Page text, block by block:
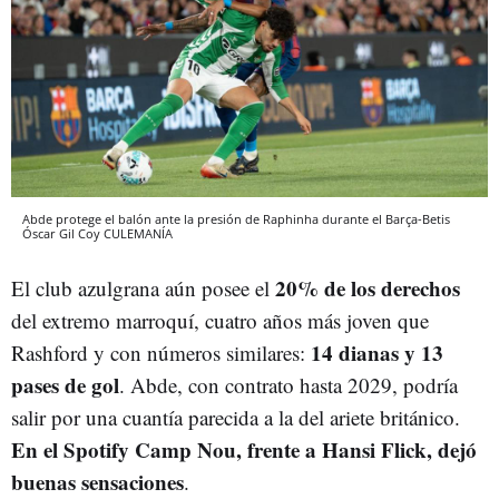
Abde protege el balón ante la presión de Raphinha durante el Barça-Betis
Óscar Gil Coy CULEMANÍA
El club azulgrana aún posee el 20% de los derechos
del extremo marroquí, cuatro años más joven que
Rashford y con números similares: 14 dianas y 13
pases de gol. Abde, con contrato hasta 2029, podría
salir por una cuantía parecida a la del ariete británico.
En el Spotify Camp Nou, frente a Hansi Flick, dejó
buenas sensaciones.